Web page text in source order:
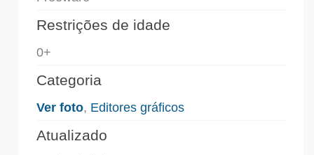
Restrições de idade
0+
Categoria
Ver foto, Editores gráficos
Atualizado